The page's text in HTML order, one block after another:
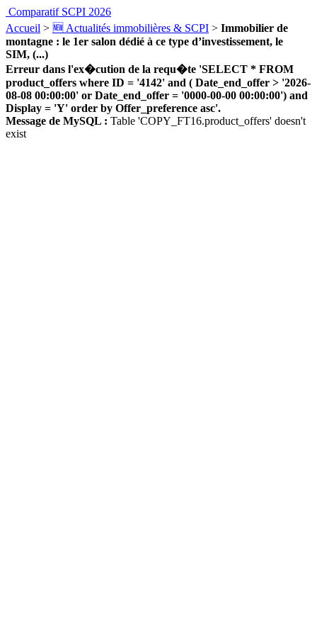
Comparatif SCPI 2026
Accueil > 🆕 Actualités immobilières & SCPI > Immobilier de
montagne : le 1er salon dédié à ce type d’investissement, le
SIM, (...)
Erreur dans l'ex�cution de la requ�te 'SELECT * FROM
product_offers where ID = '4142' and ( Date_end_offer > '2026-
08-08 00:00:00' or Date_end_offer = '0000-00-00 00:00:00') and
Display = 'Y' order by Offer_preference asc'.
Message de MySQL : Table 'COPY_FT16.product_offers' doesn't
exist